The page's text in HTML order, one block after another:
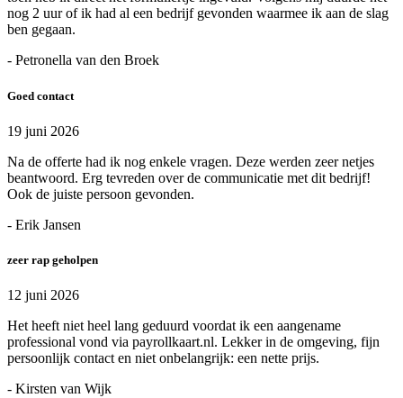
nog 2 uur of ik had al een bedrijf gevonden waarmee ik aan de slag
ben gegaan.
- Petronella van den Broek
Goed contact
19 juni 2026
Na de offerte had ik nog enkele vragen. Deze werden zeer netjes
beantwoord. Erg tevreden over de communicatie met dit bedrijf!
Ook de juiste persoon gevonden.
- Erik Jansen
zeer rap geholpen
12 juni 2026
Het heeft niet heel lang geduurd voordat ik een aangename
professional vond via payrollkaart.nl. Lekker in de omgeving, fijn
persoonlijk contact en niet onbelangrijk: een nette prijs.
- Kirsten van Wijk